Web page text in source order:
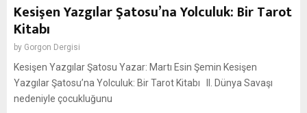
Kesişen Yazgılar Şatosu’na Yolculuk: Bir Tarot
Kitabı
by Gorgon Dergisi
Kesişen Yazgılar Şatosu Yazar: Martı Esin Şemin Kesişen
Yazgılar Şatosu’na Yolculuk: Bir Tarot Kitabı II. Dünya Savaşı
nedeniyle çocukluğunu